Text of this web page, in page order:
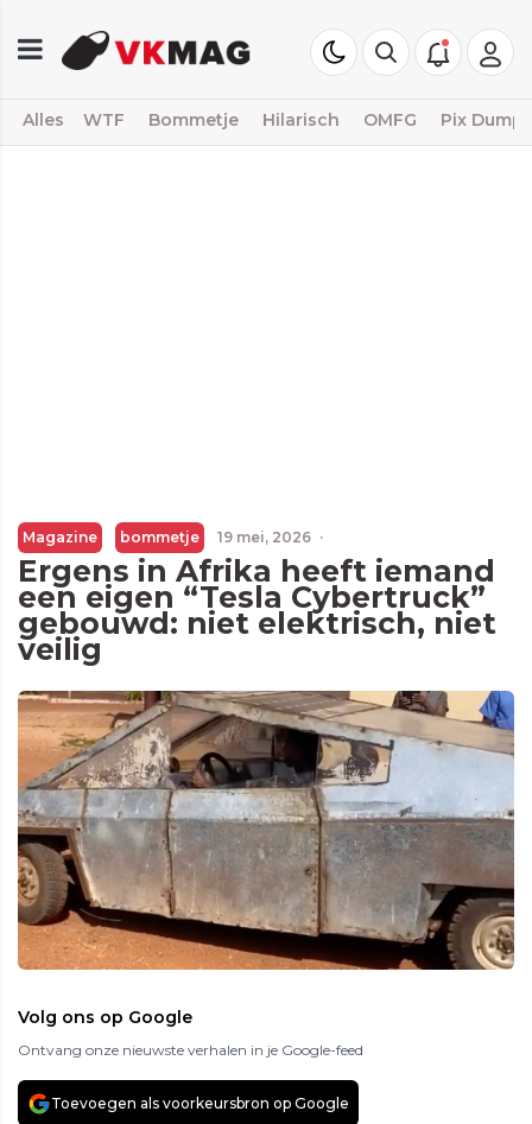
Alles WTF Bommetje Hilarisch OMFG Pix Dump
Magazine bommetje 19 mei, 2026 ·
Ergens in Afrika heeft iemand
een eigen “Tesla Cybertruck”
gebouwd: niet elektrisch, niet
veilig
Volg ons op Google
Ontvang onze nieuwste verhalen in je Google-feed
Toevoegen als voorkeursbron op Google